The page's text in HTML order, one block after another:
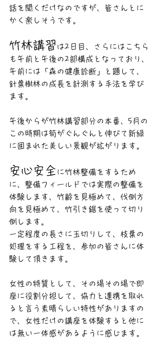
話を聞くだけなのですが、皆さんとに
かく楽しそうです。
竹林講習 は2日目、さらにはこちら
も午前と午後の2部構成となっており、
午前には「森の健康診断」と題して、
針葉樹林の成長を計測する手法を学び
ます。
午後からが竹林講習部分の本番、5月の
この時期は筍がぐんぐんと伸びて新緑
に囲まれた美しい景観が拡がります。
安心安全 に竹林整備をするため
に、整備フィールドでは実際の整備を
体験します、竹齢を見極めて、伐倒方
向を見極めて、竹引き鋸を使って切り
倒します。
一定程度の長さに玉切りして、枝葉の
処理をする工程を、参加の皆さんに体
験して頂きます。
女性の特質として、その場その場で即
座に役割分担して、協力と連携を取れ
ると言う素晴らしい特性がありますの
で、女性だけの講座を体験すると他に
は無い一体感があるように感じます。